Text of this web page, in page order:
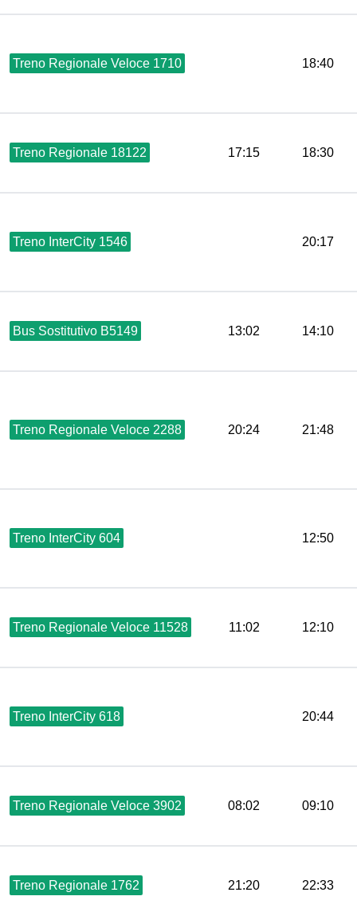
Treno Regionale Veloce 1710 18:40
Treno Regionale 18122 17:15 18:30
Treno InterCity 1546 20:17
Bus Sostitutivo B5149 13:02 14:10
Treno Regionale Veloce 2288 20:24 21:48
Treno InterCity 604 12:50
Treno Regionale Veloce 11528 11:02 12:10
Treno InterCity 618 20:44
Treno Regionale Veloce 3902 08:02 09:10
Treno Regionale 1762 21:20 22:33